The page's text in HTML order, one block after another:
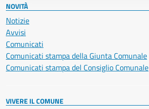
NOVITÀ
Notizie
Avvisi
Comunicati
Comunicati stampa della Giunta Comunale
Comunicati stampa del Consiglio Comunale
VIVERE IL COMUNE